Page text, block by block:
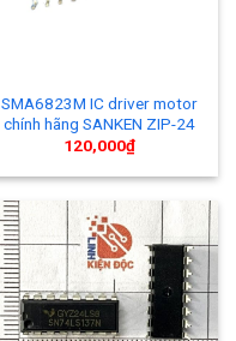
SMA6823M IC driver motor
chính hãng SANKEN ZIP-24
120,000₫